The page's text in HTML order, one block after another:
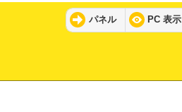
パネル PC 表示